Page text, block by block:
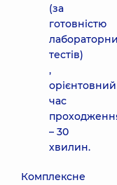
(за
готовністю
тестів)
,
орієнтовний
час
– 30
хвилин.
Комплексне